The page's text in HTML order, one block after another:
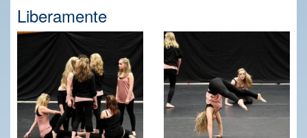
Liberamente